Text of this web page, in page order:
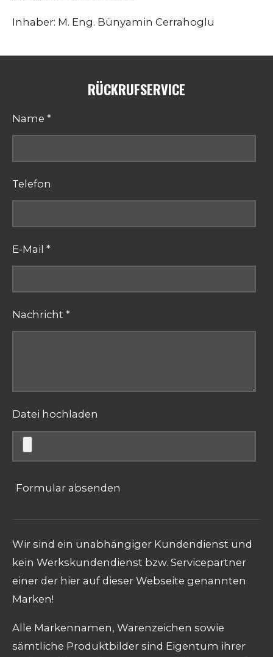
Inhaber: M. Eng. Bünyamin Cerrahoglu
RÜCKRUFSERVICE
Name *
Telefon
E-Mail *
Nachricht *
Datei hochladen
Formular absenden
Wir sind ein unabhängiger Kundendienst und
kein Werkskundendienst bzw. Servicepartner
einer der hier auf dieser Webseite genannten
Marken!
Alle Markennamen, Warenzeichen sowie
sämtliche Produktbilder sind Eigentum ihrer